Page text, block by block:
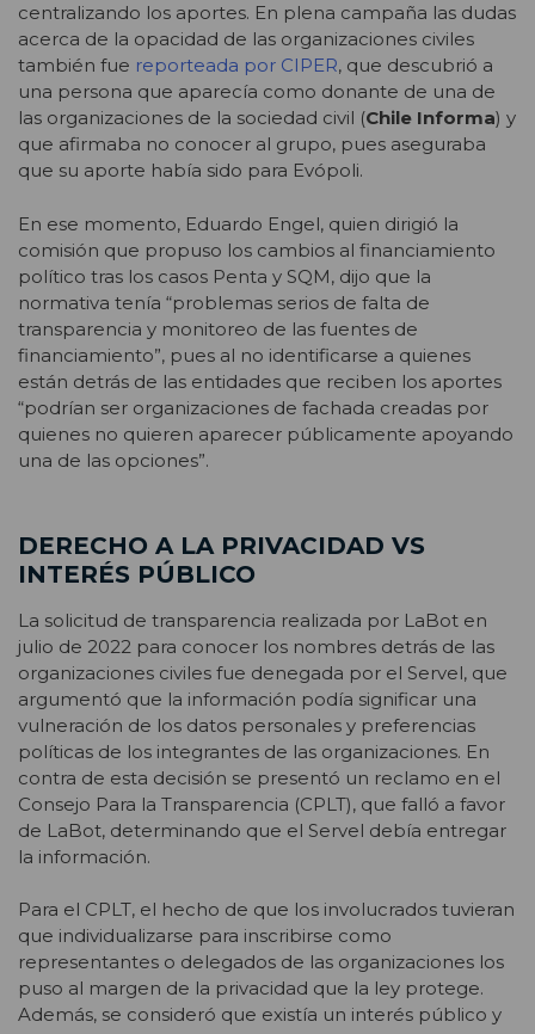
centralizando los aportes. En plena campaña las dudas
acerca de la opacidad de las organizaciones civiles
también fue reporteada por CIPER, que descubrió a
una persona que aparecía como donante de una de
las organizaciones de la sociedad civil (Chile Informa) y
que afirmaba no conocer al grupo, pues aseguraba
que su aporte había sido para Evópoli.
En ese momento, Eduardo Engel, quien dirigió la
comisión que propuso los cambios al financiamiento
político tras los casos Penta y SQM, dijo que la
normativa tenía “problemas serios de falta de
transparencia y monitoreo de las fuentes de
financiamiento”, pues al no identificarse a quienes
están detrás de las entidades que reciben los aportes
“podrían ser organizaciones de fachada creadas por
quienes no quieren aparecer públicamente apoyando
una de las opciones”.
DERECHO A LA PRIVACIDAD VS
INTERÉS PÚBLICO
La solicitud de transparencia realizada por LaBot en
julio de 2022 para conocer los nombres detrás de las
organizaciones civiles fue denegada por el Servel, que
argumentó que la información podía significar una
vulneración de los datos personales y preferencias
políticas de los integrantes de las organizaciones. En
contra de esta decisión se presentó un reclamo en el
Consejo Para la Transparencia (CPLT), que falló a favor
de LaBot, determinando que el Servel debía entregar
la información.
Para el CPLT, el hecho de que los involucrados tuvieran
que individualizarse para inscribirse como
representantes o delegados de las organizaciones los
puso al margen de la privacidad que la ley protege.
Además, se consideró que existía un interés público y